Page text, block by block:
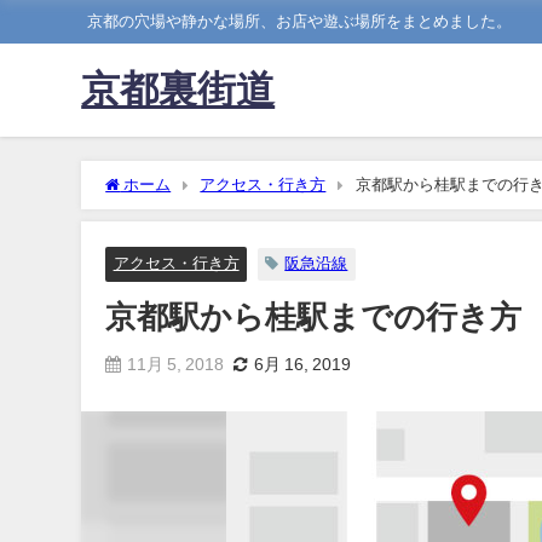
京都の穴場や静かな場所、お店や遊ぶ場所をまとめました。
京都裏街道
ホーム アクセス・行き方 京都駅から桂駅までの行
アクセス・行き方 阪急沿線
京都駅から桂駅までの行き方
11月 5, 2018 6月 16, 2019